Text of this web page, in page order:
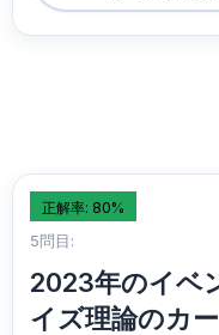
正解率: 80%
5問目:
2023年のイベ
イズ理論のカ